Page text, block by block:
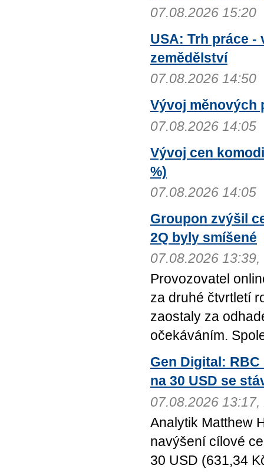
07.08.2026 15:20
USA: Trh práce
zemědělství
07.08.2026 14:50
Vývoj měnových
07.08.2026 14:05
Vývoj cen
%)
07.08.2026 14:05
Groupon zvýšil
2Q byly smíšené
07.08.2026 13:39,
Provozovatel
za druhé čtvrtletí
zaostaly za
očekáváním.
Gen Digital:
na 30 USD se
07.08.2026 13:17,
Analytik Matthew
navýšení cílové
30 USD (631,34